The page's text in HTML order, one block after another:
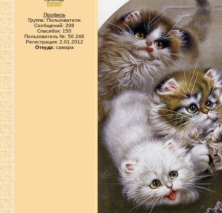
Профиль
Группа: Пользователи
Сообщений: 208
Спасибок: 150
Пользователь №: 50 246
Регистрация: 2.01.2012
Откуда:самара